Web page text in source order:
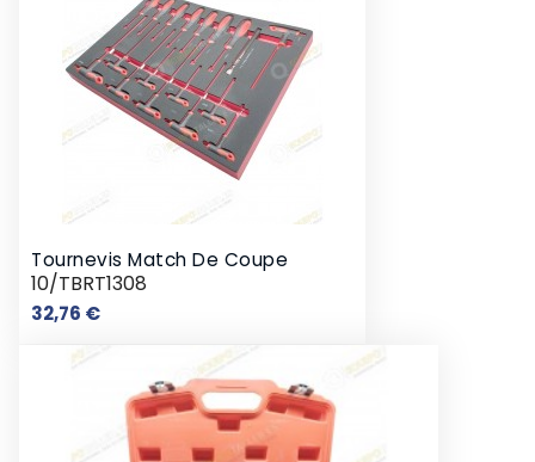
Tournevis Match De Coupe
10/TBRT1308
32,76 €Prix